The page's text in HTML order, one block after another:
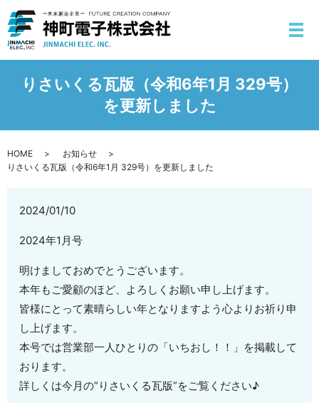
りさいくる瓦版（令和6年1月 329号）
を更新しました
HOME
お知らせ
りさいくる瓦版（令和6年1月 329号）を更新しました
2024/01/10
2024年1月号
明けましておめでとうございます。
本年もご愛顧のほど、よろしくお願い申し上げます。
皆様にとって素晴らしい年となりますよう心よりお祈り申
し上げます。
本号では営業部一人ひとりの「いちおし！！」を掲載して
おります。
詳しくは今月の”りさいくる瓦版”をご覧ください♪